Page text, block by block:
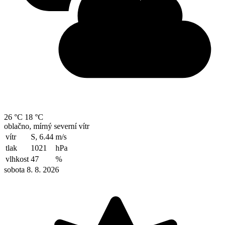
26 °C 18 °C
oblačno, mírný severní vítr
vítr
S, 6.44 m/s
tlak
1021
hPa
vlhkost 47
%
sobota 8. 8. 2026